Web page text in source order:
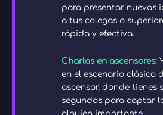
para presentar nuevas
a tus colegas o
rápida y efectiva.
Charlas en ascensores:
en el escenario clásico
ascensor, donde tienes
segundos para captar